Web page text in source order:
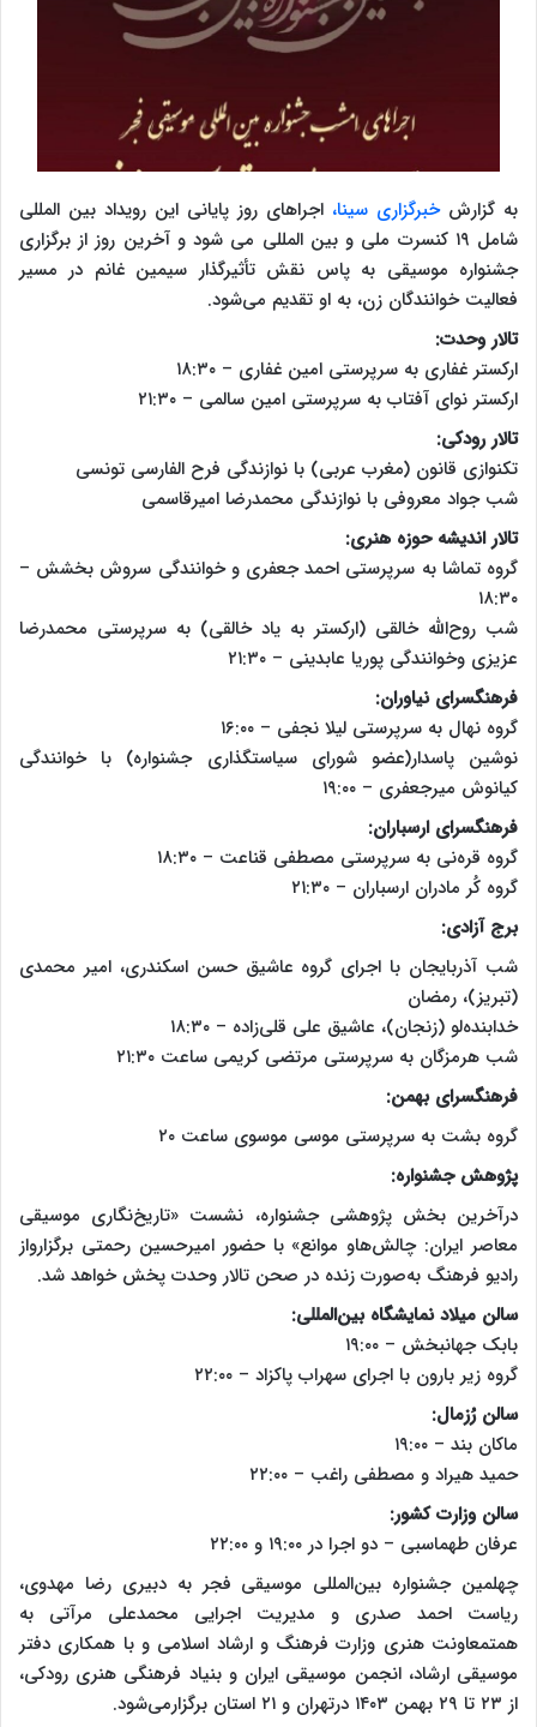
به گزارشخبرگزاری سینا، اجراهای روز پایانی این رویداد بین المللی
شامل ۱۹ کنسرت ملی و بین المللی می شود و آخرین روز از برگزاری
جشنواره موسیقی به پاس نقش تأثیرگذار سیمین غانم در مسیر
فعالیت خوانندگان زن، به او تقدیم می‌شود.
تالار وحدت:
ارکستر غفاری به سرپرستی امین غفاری – ۱۸:۳۰
ارکستر نوای آفتاب به سرپرستی امین سالمی – ۲۱:۳۰
تالار رودکی:
تکنوازی قانون (مغرب عربی) با نوازندگی فرح الفارسی تونسی
شب جواد معروفی با نوازندگی محمدرضا امیرقاسمی
تالار اندیشه حوزه هنری:
گروه تماشا به سرپرستی احمد جعفری و خوانندگی سروش بخشش –
۱۸:۳۰
شب روح‌الله خالقی (ارکستر به یاد خالقی) به سرپرستی محمدرضا
عزیزی وخوانندگی پوریا عابدینی – ۲۱:۳۰
فرهنگسرای نیاوران:
گروه نهال به سرپرستی لیلا نجفی – ۱۶:۰۰
نوشین پاسدار(عضو شورای سیاستگذاری جشنواره) با خوانندگی
کیانوش میرجعفری – ۱۹:۰۰
فرهنگسرای ارسباران:
گروه قره‌نی به سرپرستی مصطفی قناعت – ۱۸:۳۰
گروه کُر مادران ارسباران – ۲۱:۳۰
برج آزادی:
شب آذربایجان با اجرای گروه عاشیق حسن اسکندری، امیر محمدی
(تبریز)، رمضان
خدابنده‌لو (زنجان)، عاشیق علی قلی‌زاده – ۱۸:۳۰
شب هرمزگان به سرپرستی مرتضی کریمی ساعت ۲۱:۳۰
فرهنگسرای بهمن:
گروه بشت به سرپرستی موسی موسوی ساعت ۲۰
پژوهش جشنواره:
درآخرین بخش پژوهشی جشنواره، نشست «تاریخ‌نگاری موسیقی
معاصر ایران: چالش‌هاو موانع» با حضور امیرحسین رحمتی برگزارواز
رادیو فرهنگ به‌صورت زنده در صحن تالار وحدت پخش خواهد شد.
سالن میلاد نمایشگاه بین‌المللی:
بابک جهانبخش – ۱۹:۰۰
گروه زیر بارون با اجرای سهراب پاکزاد – ۲۲:۰۰
سالن رُزمال:
ماکان بند – ۱۹:۰۰
حمید هیراد و مصطفی راغب – ۲۲:۰۰
سالن وزارت کشور:
عرفان طهماسبی – دو اجرا در ۱۹:۰۰ و ۲۲:۰۰
چهلمین جشنواره بین‌المللی موسیقی فجر به دبیری رضا مهدوی،
ریاست احمد صدری و مدیریت اجرایی محمدعلی مرآتی به
همتمعاونت هنری وزارت فرهنگ و ارشاد اسلامی و با همکاری دفتر
موسیقی ارشاد، انجمن موسیقی ایران و بنیاد فرهنگی هنری رودکی،
از ۲۳ تا ۲۹ بهمن‌ ۱۴۰۳ درتهران و ۲۱ استان برگزارمی‌شود.